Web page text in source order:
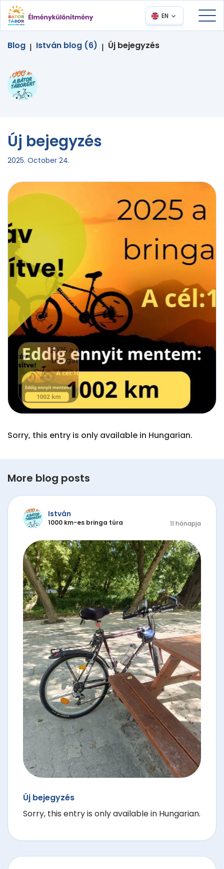
EN
Blog | István blog (6) | Új bejegyzés
Új bejegyzés
2025. October 24.
Sorry, this entry is only available in Hungarian.
More blog posts
István
1000 km-es bringa túra 11 hónapja
Új bejegyzés
Sorry, this entry is only available in Hungarian.